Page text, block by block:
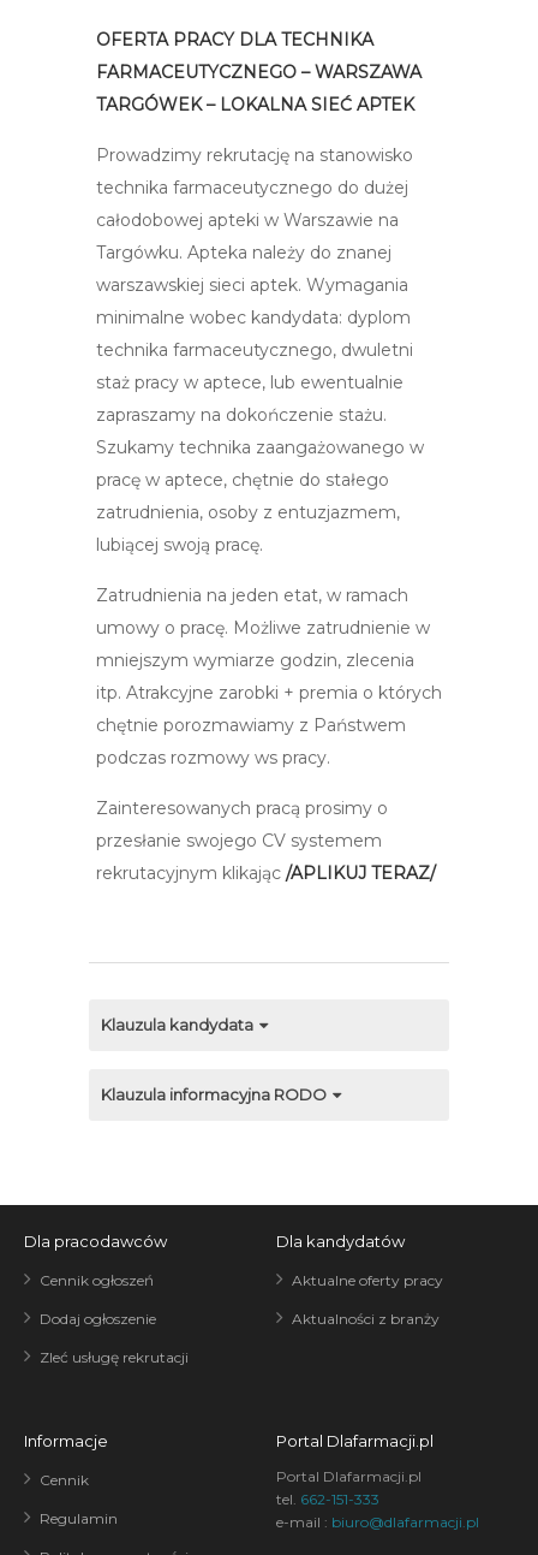
OFERTA PRACY DLA TECHNIKA
FARMACEUTYCZNEGO – WARSZAWA
TARGÓWEK – LOKALNA SIEĆ APTEK
Prowadzimy rekrutację na stanowisko
technika farmaceutycznego do dużej
całodobowej apteki w Warszawie na
Targówku. Apteka należy do znanej
warszawskiej sieci aptek. Wymagania
minimalne wobec kandydata: dyplom
technika farmaceutycznego, dwuletni
staż pracy w aptece, lub ewentualnie
zapraszamy na dokończenie stażu.
Szukamy technika zaangażowanego w
pracę w aptece, chętnie do stałego
zatrudnienia, osoby z entuzjazmem,
lubiącej swoją pracę.
Zatrudnienia na jeden etat, w ramach
umowy o pracę. Możliwe zatrudnienie w
mniejszym wymiarze godzin, zlecenia
itp. Atrakcyjne zarobki + premia o których
chętnie porozmawiamy z Państwem
podczas rozmowy ws pracy.
Zainteresowanych pracą prosimy o
przesłanie swojego CV systemem
rekrutacyjnym klikając /APLIKUJ TERAZ/
Klauzula kandydata
Klauzula informacyjna RODO
Dla pracodawców
Cennik ogłoszeń
Dodaj ogłoszenie
Zleć usługę rekrutacji
Dla kandydatów
Aktualne oferty pracy
Aktualności z branży
Informacje
Cennik
Regulamin
Portal Dlafarmacji.pl
Portal Dlafarmacji.pl
tel. 662-151-333
e-mail : biuro@dlafarmacji.pl